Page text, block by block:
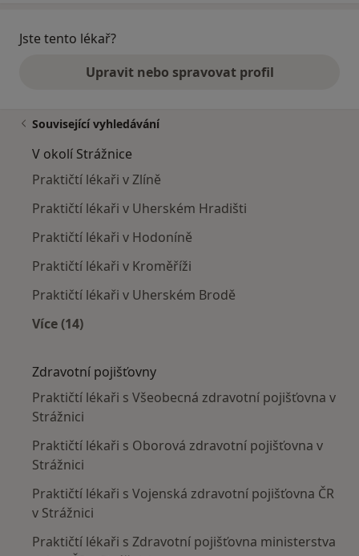
Jste tento lékař?
Upravit nebo spravovat profil
Související vyhledávání
V okolí Strážnice
Praktičtí lékaři v Zlíně
Praktičtí lékaři v Uherském Hradišti
Praktičtí lékaři v Hodoníně
Praktičtí lékaři v Kroměříži
Praktičtí lékaři v Uherském Brodě
Více (14)
Zdravotní pojišťovny
Praktičtí lékaři s Všeobecná zdravotní pojišťovna v
Strážnici
Praktičtí lékaři s Oborová zdravotní pojišťovna v
Strážnici
Praktičtí lékaři s Vojenská zdravotní pojišťovna ČR
v Strážnici
Praktičtí lékaři s Zdravotní pojišťovna ministerstva